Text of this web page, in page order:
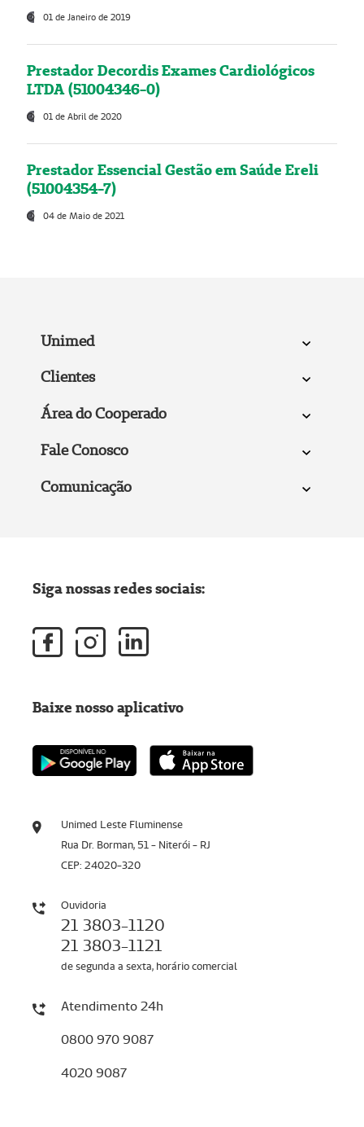
01 de Janeiro de 2019
Prestador Decordis Exames Cardiológicos
LTDA (51004346-0)
01 de Abril de 2020
Prestador Essencial Gestão em Saúde Ereli
(51004354-7)
04 de Maio de 2021
Unimed
Clientes
Área do Cooperado
Fale Conosco
Comunicação
Unimed Leste Fluminense
Rua Dr. Borman, 51 - Niterói - RJ
CEP: 24020-320
Ouvidoria
21 3803-1120
21 3803-1121
de segunda a sexta, horário comercial
Atendimento 24h
0800 970 9087
4020 9087
Siga nossas redes sociais:
Baixe nosso aplicativo